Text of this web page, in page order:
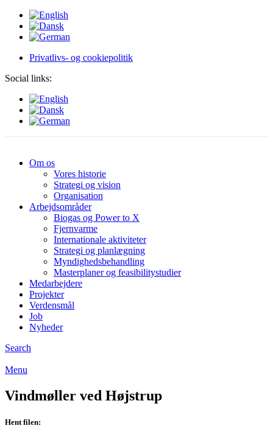
Privatlivs- og cookiepolitik
Social links:
Om os
Vores historie
Strategi og vision
Organisation
Arbejdsområder
Biogas og Power to X
Fjernvarme
Internationale aktiviteter
Strategi og planlægning
Myndighedsbehandling
Masterplaner og feasibilitystudier
Medarbejdere
Projekter
Verdensmål
Job
Nyheder
Search
Menu
Vindmøller ved Højstrup
Hent filen: